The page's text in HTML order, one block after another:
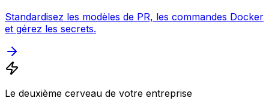
Standardisez les modèles de PR, les commandes Docker
et gérez les secrets.
Le deuxième cerveau de votre entreprise